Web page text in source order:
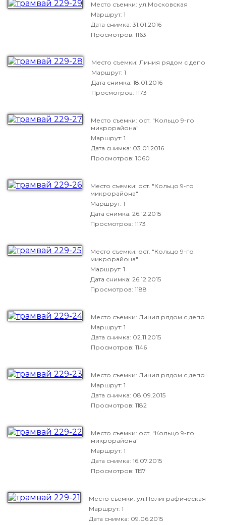
Место съемки: ул.Московская
Маршрут: 1
Дата снимка: 31.01.2016
Просмотров: 1163
Место съемки: Линия рядом с депо
Маршрут: 1
Дата снимка: 18.01.2016
Просмотров: 1173
Место съемки: ост. "Кольцо 9-го
микрорайона"
Маршрут: 1
Дата снимка: 03.01.2016
Просмотров: 1060
Место съемки: ост. "Кольцо 9-го
микрорайона"
Маршрут: 1
Дата снимка: 26.12.2015
Просмотров: 1173
Место съемки: ост. "Кольцо 9-го
микрорайона"
Маршрут: 1
Дата снимка: 26.12.2015
Просмотров: 1188
Место съемки: Линия рядом с депо
Маршрут: 1
Дата снимка: 02.11.2015
Просмотров: 1146
Место съемки: Линия рядом с депо
Маршрут: 1
Дата снимка: 08.09.2015
Просмотров: 1182
Место съемки: ост. "Кольцо 9-го
микрорайона"
Маршрут: 1
Дата снимка: 16.07.2015
Просмотров: 1157
Место съемки: ул.Полиграфическая
Маршрут: 1
Дата снимка: 09.06.2015